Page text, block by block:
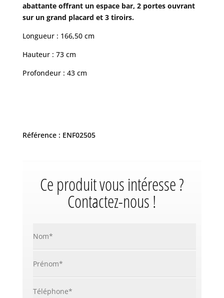
abattante offrant un espace bar, 2 portes ouvrant
sur un grand placard et 3 tiroirs.
Longueur : 166,50 cm
Hauteur : 73 cm
Profondeur : 43 cm
Référence : ENF02505
Ce produit vous intéresse ?
Contactez-nous !